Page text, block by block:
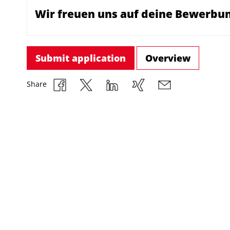
Wir freuen uns auf deine
Submit application Overview
Share